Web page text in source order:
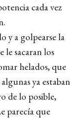
cada vez
y a golpearse la
le sacaran los
helados, que
ya estaban
de lo posible,
parecía que